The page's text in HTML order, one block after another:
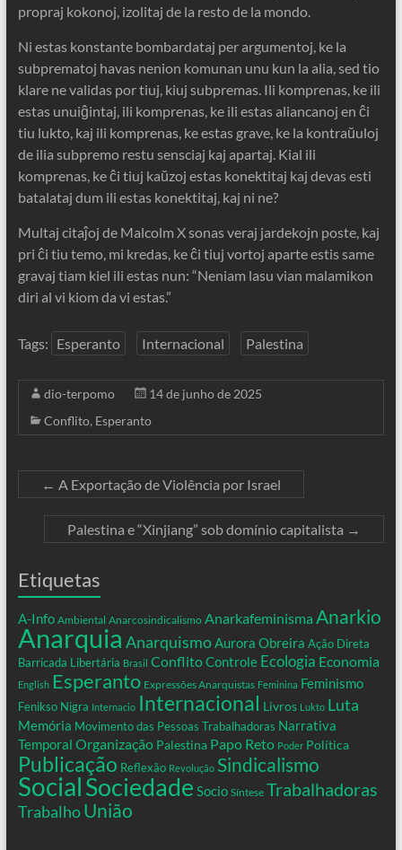
propraj kokonoj, izolitaj de la resto de la mondo.
Ni estas konstante bombardataj per argumentoj, ke la
subprematoj havas nenion komunan unu kun la alia, sed tio
klare ne validas por tiuj, kiuj subpremas. Ili komprenas, ke ili
estas unuiĝintaj, ili komprenas, ke ili estas aliancanoj en ĉi
tiu lukto, kaj ili komprenas, ke estas grave, ke la kontraŭuloj
de ilia subpremo restu sensciaj kaj apartaj. Kial ili
komprenas, ke ĉi tiuj kaŭzoj estas konektitaj kaj devas esti
batalataj dum ili estas konektitaj, kaj ni ne?
Multaj citaĵoj de Malcolm X sonas veraj jardekojn poste, kaj
pri ĉi tiu temo, mi kredas, ke ĉi tiuj vortoj aparte estis same
gravaj tiam kiel ili estas nun: “Neniam lasu vian malamikon
diri al vi kiom da vi estas.”
Tags: Esperanto Internacional Palestina
dio-terpomo
14 de junho de 2025
Conflito, Esperanto
← A Exportação de Violência por Israel
Palestina e “Xinjiang” sob domínio capitalista →
Etiquetas
A-Info Ambiental Anarcosindicalismo Anarkafeminisma Anarkio
Anarquia AnarquismoAurora Obreira Ação Direta
Barricada Libertária Brasil ConflitoControle Ecologia Economia
English Esperanto Expressões Anarquistas Feminina Feminismo
Fenikso Nigra Internacio Internacional Livros Lukto Luta
Memória Movimento das Pessoas Trabalhadoras Narrativa
Temporal Organização Palestina Papo Reto Poder Política
Publicação Reflexão Revolução Sindicalismo
SocialSociedade Socio Síntese Trabalhadoras
Trabalho União